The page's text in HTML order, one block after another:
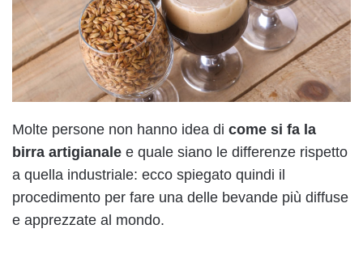
Molte persone non hanno idea di come si fa la
birra artigianale e quale siano le differenze rispetto
a quella industriale: ecco spiegato quindi il
procedimento per fare una delle bevande più diffuse
e apprezzate al mondo.